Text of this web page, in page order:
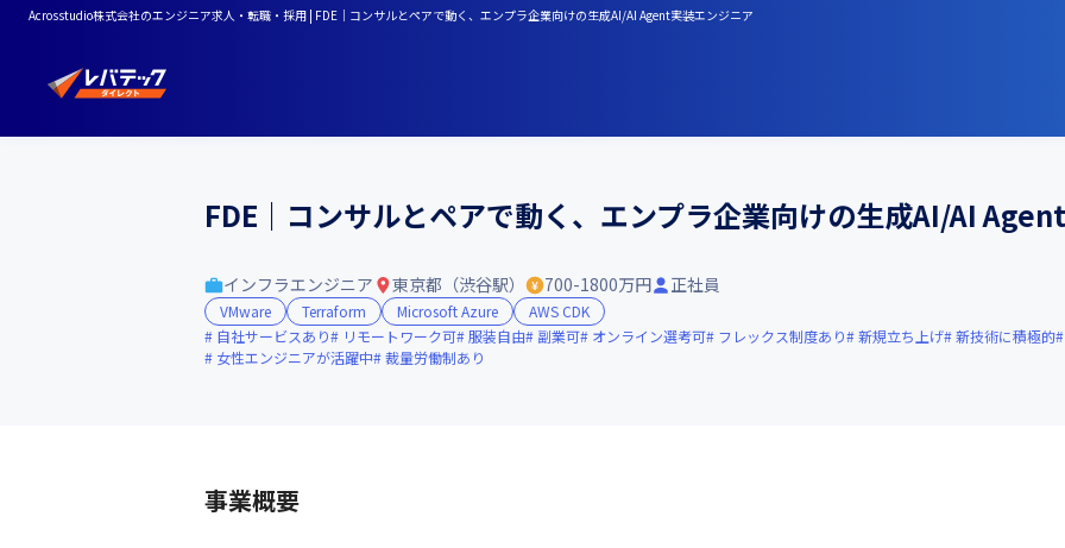
Acrosstudio株式会社のエンジニア求人・転職・採用 | FDE｜コンサルとペアで動く、エンプラ企業向けの生成AI/AI Agent実装エンジニア
FDE｜コンサルとペアで動く、エンプラ企業向けの生成AI/AI
インフラエンジニア 東京都（渋谷駅） 700-1800万円 正社員
VMware Terraform Microsoft Azure
AWS CDK
自社サービスあり
リモートワーク可 服装自由 副業可 オンライン選考可 フレックス制度あり 新規立ち上げ 新技術に積極的
女性エンジニアが活躍中
裁量労働制あり
事業概要